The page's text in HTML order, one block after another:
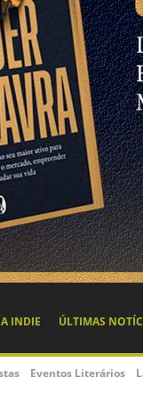
INDIE ÚLTIMAS
Eventos Literários